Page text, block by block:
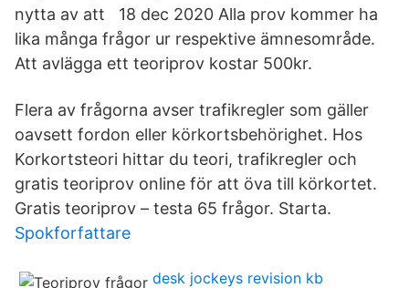
nytta av att 18 dec 2020 Alla prov kommer ha
lika många frågor ur respektive ämnesområde.
Att avlägga ett teoriprov kostar 500kr.
Flera av frågorna avser trafikregler som gäller
oavsett fordon eller körkortsbehörighet. Hos
Korkortsteori hittar du teori, trafikregler och
gratis teoriprov online för att öva till körkortet.
Gratis teoriprov – testa 65 frågor. Starta.
Spokforfattare
desk jockeys revision kb